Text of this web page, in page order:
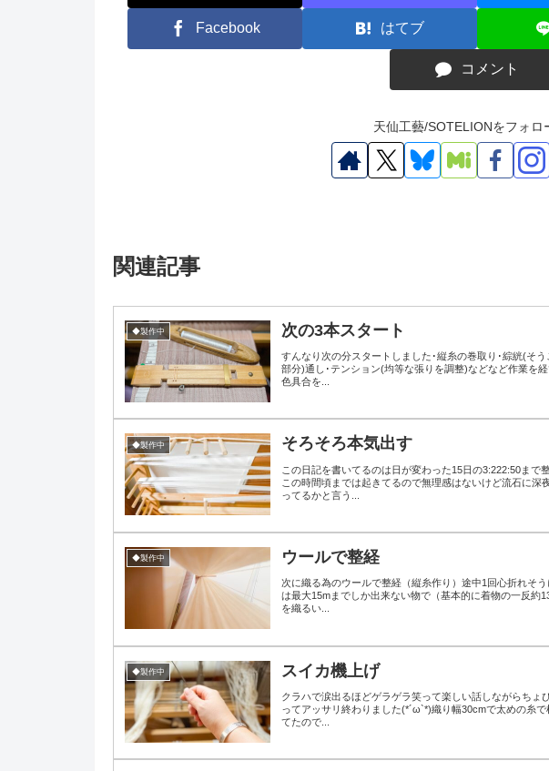
Facebook はてブ
コメント
天仙工藝/SOTELIONをフォロ
関連記事
◆製作中 次の3本スタート
すんなり次の分スタートしました･縦糸の巻取り･綜絖(そ
部分)通し･テンション(均等な張りを調整)などなど作業を
色具合を...
◆製作中 そろそろ本気出す
この日記を書いてるのは日が変わった15日の3:222:50ま
この時間頃までは起きてるので無理感はないけど流石に
ってるかと言う...
◆製作中 ウールで整経
次に織る為のウールで整経（縦糸作り）途中1回心折れそ
は最大15mまでしか出来ない物で（基本的に着物の一反約
を織るい...
◆製作中 スイカ機上げ
クラハで涙出るほどゲラゲラ笑って楽しい話しながらち
ってアッサリ終わりました(*´ω`*)織り幅30cmで太めの糸
てたので...